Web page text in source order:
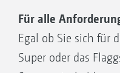
Für alle
Egal ob Sie sich für
Super oder das